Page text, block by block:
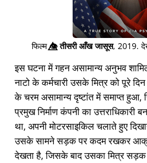
फिल्म👁️⃤तीसरी आँख जासूस, 2019.
इस घटना में गहन असामान्य अनुभव
नाटो के कर्मचारी उसके मित्र को पूरे
के चरम असामान्य दृष्टांत में समाप्त
प्रमुख निर्माण कंपनी का उत्तराधिकारी
था, अपनी मोटरसाइकिल चलाते हुए
उसके सामने सड़क पर कदम रखकर
देखता है, जिसके बाद उसका मित्र सड़क